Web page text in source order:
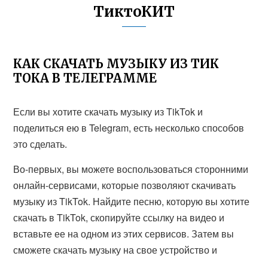
ТиктоКИТ
КАК СКАЧАТЬ МУЗЫКУ ИЗ ТИК
ТОКА В ТЕЛЕГРАММЕ
Если вы хотите скачать музыку из TikTok и
поделиться ею в Telegram, есть несколько способов
это сделать.
Во-первых, вы можете воспользоваться сторонними
онлайн-сервисами, которые позволяют скачивать
музыку из TikTok. Найдите песню, которую вы хотите
скачать в TikTok, скопируйте ссылку на видео и
вставьте ее на одном из этих сервисов. Затем вы
сможете скачать музыку на свое устройство и